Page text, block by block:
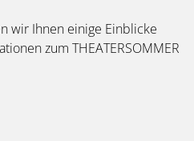
wir Ihnen einige Einblicke
zum THEATERSOMMER